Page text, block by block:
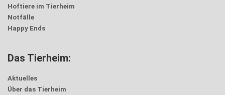
Hoftiere im Tierheim
Notfälle
Happy Ends
Das Tierheim:
Aktuelles
Über das Tierheim